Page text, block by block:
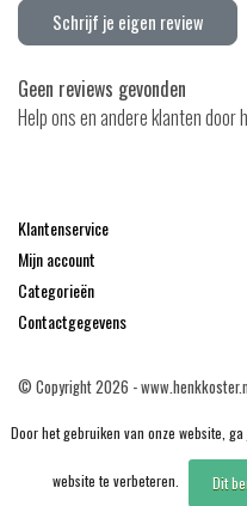
Schrijf je eigen review
Geen reviews gevonden
Help ons en andere klanten door
Klantenservice
Mijn account
Categorieën
Contactgegevens
© Copyright 2026 -
Door het gebruiken van onze website,
website te verbeteren. Dit